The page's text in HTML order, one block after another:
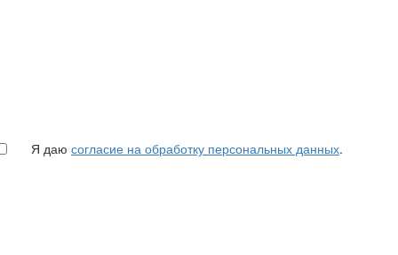
Я даю согласие на обработку персональных данных.